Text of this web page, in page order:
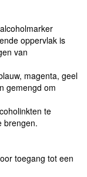
oppervlak is
van
magenta, geel
gemengd om
te
brengen.
toegang tot een